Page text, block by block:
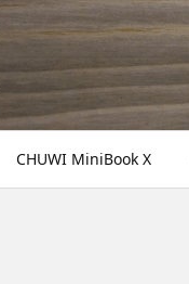
CHUWI MiniBook X